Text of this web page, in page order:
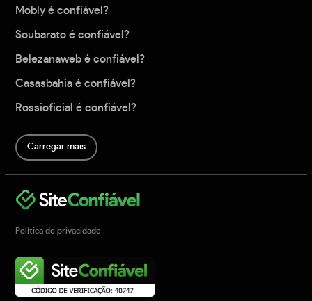
Mobly é confiável?
Soubarato é confiável?
Belezanaweb é confiável?
Casasbahia é confiável?
Rossioficial é confiável?
Carregar mais
Política de privacidade